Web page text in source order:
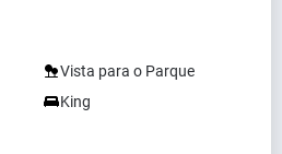
Vista para o Parque
King